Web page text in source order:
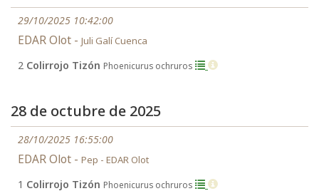
29/10/2025 10:42:00
EDAR Olot - Juli Galí Cuenca
2 Colirrojo Tizón Phoenicurus ochruros
28 de octubre de 2025
28/10/2025 16:55:00
EDAR Olot - Pep - EDAR Olot
1 Colirrojo Tizón Phoenicurus ochruros